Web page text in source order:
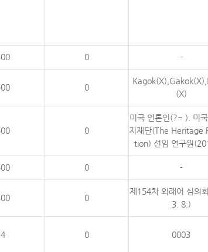
0 -
0
(X)
0
미국 언론인(?~ ). 미국
지재단(The Heritage
tion) 선임 연구원
0 -
0
제154차 외래어 심의
3. 8.)
4 0 0003